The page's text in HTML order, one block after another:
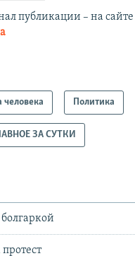
публикации – на сайте
человека Политика
ЗА СУТКИ